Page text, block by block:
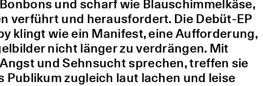
und scharf wie Blauschimmelkäse,
verführt und herausfordert. Die Debüt-EP
klingt wie ein Manifest, eine Aufforderung,
nicht länger zu verdrängen. Mit
und Sehnsucht sprechen, treffen sie
Publikum zugleich laut lachen und leise